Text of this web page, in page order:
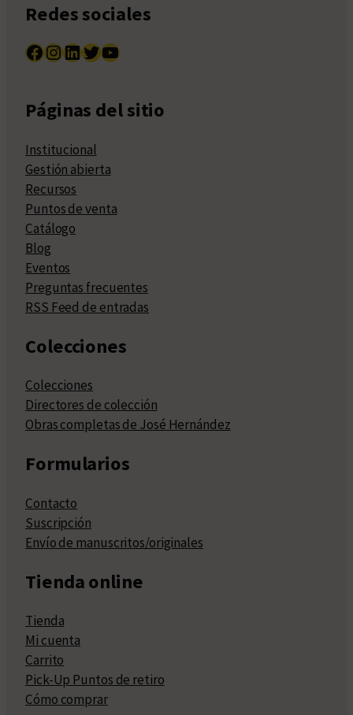
Redes sociales
Facebook InstagramLinkedIn Twitter YouTube
Páginas del sitio
Institucional
Gestión abierta
Recursos
Puntos de venta
Catálogo
Blog
Eventos
Preguntas frecuentes
RSS Feed de entradas
Colecciones
Colecciones
Directores de colección
Obras completas de José Hernández
Formularios
Contacto
Suscripción
Envío de manuscritos/originales
Tienda online
Tienda
Mi cuenta
Carrito
Pick-Up Puntos de retiro
Cómo comprar